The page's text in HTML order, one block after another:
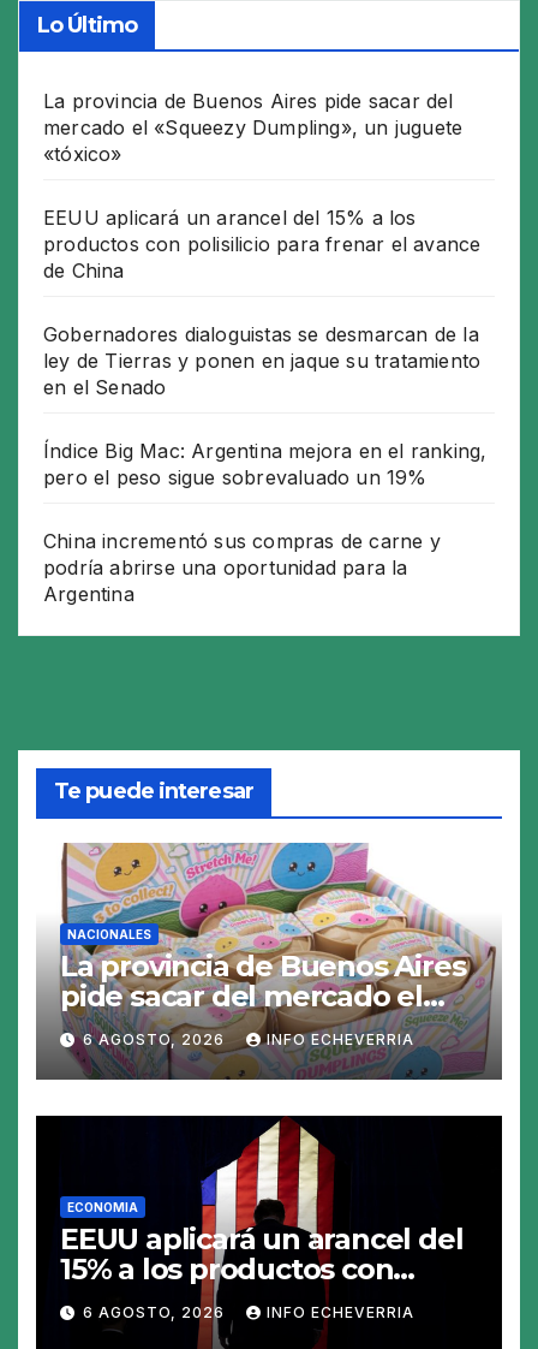
Lo Último
La provincia de Buenos Aires pide sacar del
mercado el «Squeezy Dumpling», un juguete
«tóxico»
EEUU aplicará un arancel del 15% a los
productos con polisilicio para frenar el avance
de China
Gobernadores dialoguistas se desmarcan de la
ley de Tierras y ponen en jaque su tratamiento
en el Senado
Índice Big Mac: Argentina mejora en el ranking,
pero el peso sigue sobrevaluado un 19%
China incrementó sus compras de carne y
podría abrirse una oportunidad para la
Argentina
Te puede interesar
NACIONALES
La provincia de Buenos Aires
pide sacar del mercado el
«Squeezy Dumpling», un
juguete «tóxico»
6 AGOSTO, 2026 INFO ECHEVERRIA
ECONOMIA
EEUU aplicará un arancel del
15% a los productos con
polisilicio para frenar el
avance de China
6 AGOSTO, 2026 INFO ECHEVERRIA